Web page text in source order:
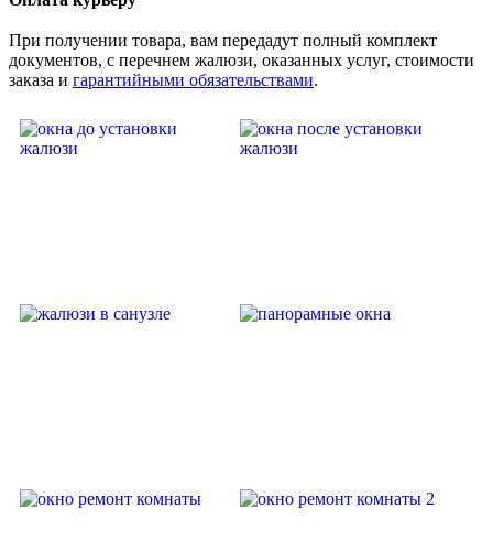
При получении товара, вам передадут полный комплект
документов, с перечнем жалюзи, оказанных услуг, стоимости
заказа и гарантийными обязательствами.